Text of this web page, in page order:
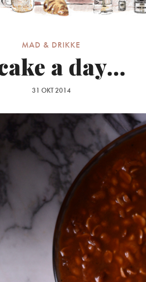
MAD & DRIKKE
a day…
31 OKT 2014